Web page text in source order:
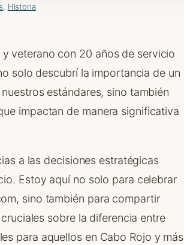
, Historia
veterano con 20 años de servicio
solo descubrí la importancia de un
estándares, sino también
impactan de manera significativa
a las decisiones estratégicas
Estoy aquí no solo para celebrar
sino también para compartir
sobre la diferencia entre
para aquellos en Cabo Rojo y más